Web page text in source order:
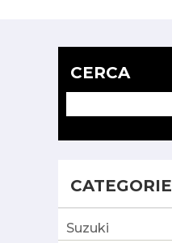
CERCA
CATEGORIE
Suzuki